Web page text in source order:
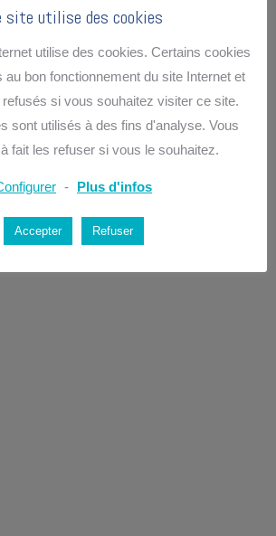
vidéo
Parsobeline 25 mars 2019
site utilise des cookies
utilise des cookies. Certains cookies
bon fonctionnement du site Internet et
refusés si vous souhaitez visiter ce site.
sont utilisés à des fins d'analyse. Vous
fait les refuser si vous le souhaitez.
- Plus d'infos
Accepter Refuser